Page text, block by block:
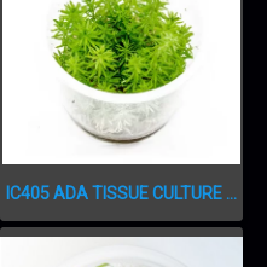
IC405 ADA TISSUE CULTURE - POGOSTEMON ERECTUS